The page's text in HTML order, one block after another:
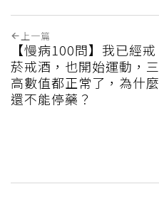
上一篇
【慢病100問】我已經戒
菸戒酒，也開始運動，三
高數值都正常了，為什麼
還不能停藥？